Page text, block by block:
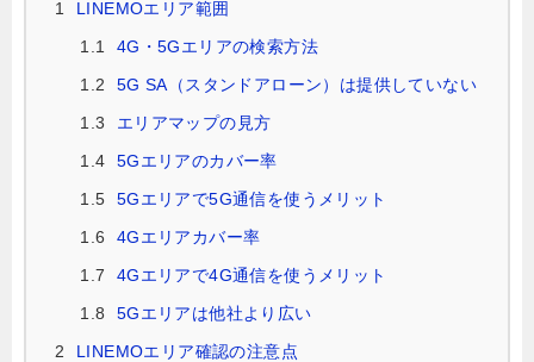
1
LINEMOエリア範囲
1.1
4G・5Gエリアの検索方法
1.2
5G SA（スタンドアローン）は提供していない
1.3
エリアマップの見方
1.4
5Gエリアのカバー率
1.5
5Gエリアで5G通信を使うメリット
1.6
4Gエリアカバー率
1.7
4Gエリアで4G通信を使うメリット
1.8
5Gエリアは他社より広い
2
LINEMOエリア確認の注意点